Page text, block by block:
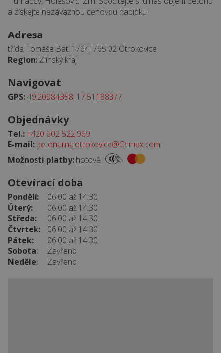
a získejte nezávaznou cenovou nabídku!
Adresa
třída Tomáše Bati 1764, 765 02 Otrokovice
Region: Zlínský kraj
Navigovat
GPS:49.20984358, 17.51188377
Objednávky
Tel.:+420 602 522 969
E-mail: betonarna.otrokovice@Cemex.com
Možnosti platby: hotově
Otevírací doba
Pondělí:
06:00 až 14:30
Úterý:
06:00 až 14:30
Středa:
06:00 až 14:30
Čtvrtek:
06:00 až 14:30
Pátek:
06:00 až 14:30
Sobota:
Zavřeno
Neděle:
Zavřeno